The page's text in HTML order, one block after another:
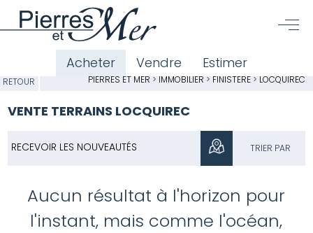
Acheter Vendre Estimer
RETOUR PIERRES ET MER > IMMOBILIER > FINISTÈRE> LOCQUIREC
VENTE TERRAINS LOCQUIREC
TRIER PAR
RECEVOIR LES NOUVEAUTÉS
Aucun résultat à l'horizon pour
l'instant, mais comme l'océan,